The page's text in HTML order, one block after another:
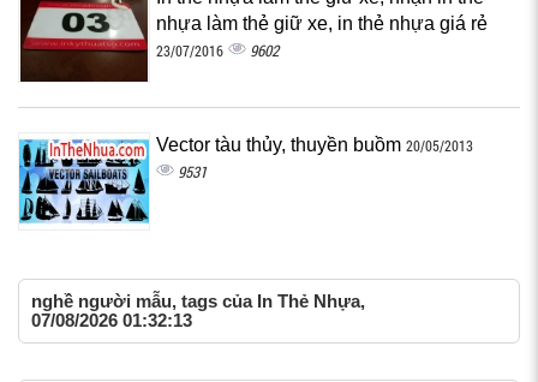
nhựa làm thẻ giữ xe, in thẻ nhựa giá rẻ
23/07/2016 9602
Vector tàu thủy, thuyền buồm 20/05/2013
9531
nghề người mẫu, tags của In Thẻ Nhựa,
07/08/2026 01:32:13